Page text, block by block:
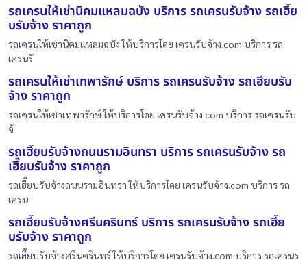
รถเครนให้เช่านิคมแหลมฉบัง บริการ รถเครนรับจ้าง รถเฮี๊ย
บรับจ้าง ราคาถูก
รถเครนให้เช่านิคมแหลมฉบัง ให้บริการโดย เครนรับจ้าง.com บริการ รถ
เครนรั
รถเครนให้เช่าเทพารักษ์ บริการ รถเครนรับจ้าง รถเฮี๊ยบรับ
จ้าง ราคาถูก
รถเครนให้เช่าเทพารักษ์ ให้บริการโดย เครนรับจ้าง.com บริการ รถเครนรับ
จ้
รถเฮี๊ยบรับจ้างถนนรามอินทรา บริการ รถเครนรับจ้าง รถ
เฮี๊ยบรับจ้าง ราคาถูก
รถเฮี๊ยบรับจ้างถนนรามอินทรา ให้บริการโดย เครนรับจ้าง.com บริการ รถ
เครน
รถเฮี๊ยบรับจ้างศรีนครินทร์ บริการ รถเครนรับจ้าง รถเฮี๊ย
บรับจ้าง ราคาถูก
รถเฮี๊ยบรับจ้างศรีนครินทร์ ให้บริการโดย เครนรับจ้าง.com บริการ รถเครนร